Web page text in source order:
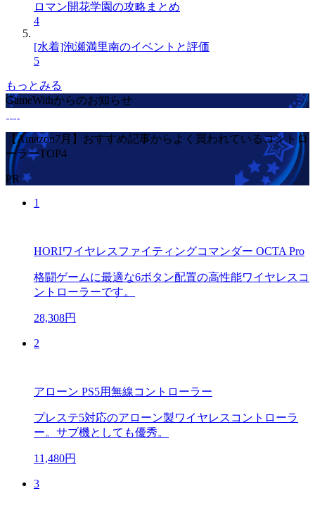
ロマン開花学園の攻略まとめ
4
[水着]泡瀬満里南のイベントと評価
5
もっとみる
GameWithからのお知らせ
【Amazon7月】おすすめ記事からよく買われているコントロ
ーラーTOP4
PR
1
HORIワイヤレスファイティングコマンダー OCTA Pro
格闘ゲームに最適な6ボタン配置の高性能ワイヤレスコ
ントローラーです。
28,308円
2
アローン PS5用無線コントローラー
プレステ5対応のアローン製ワイヤレスコントローラ
ー。サブ機としても優秀。
11,480円
3